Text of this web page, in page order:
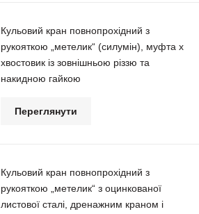
Кульовий кран повнопрохідний з
рукояткою „метелик“ (силумін), муфта х
хвостовик із зовнішньою різзю та
накидною гайкою
Переглянути
Кульовий кран повнопрохідний з
рукояткою „метелик“ з оцинкованої
листової сталі, дренажним краном і